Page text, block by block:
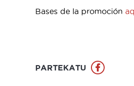
Bases de la promoción
PARTEKATU